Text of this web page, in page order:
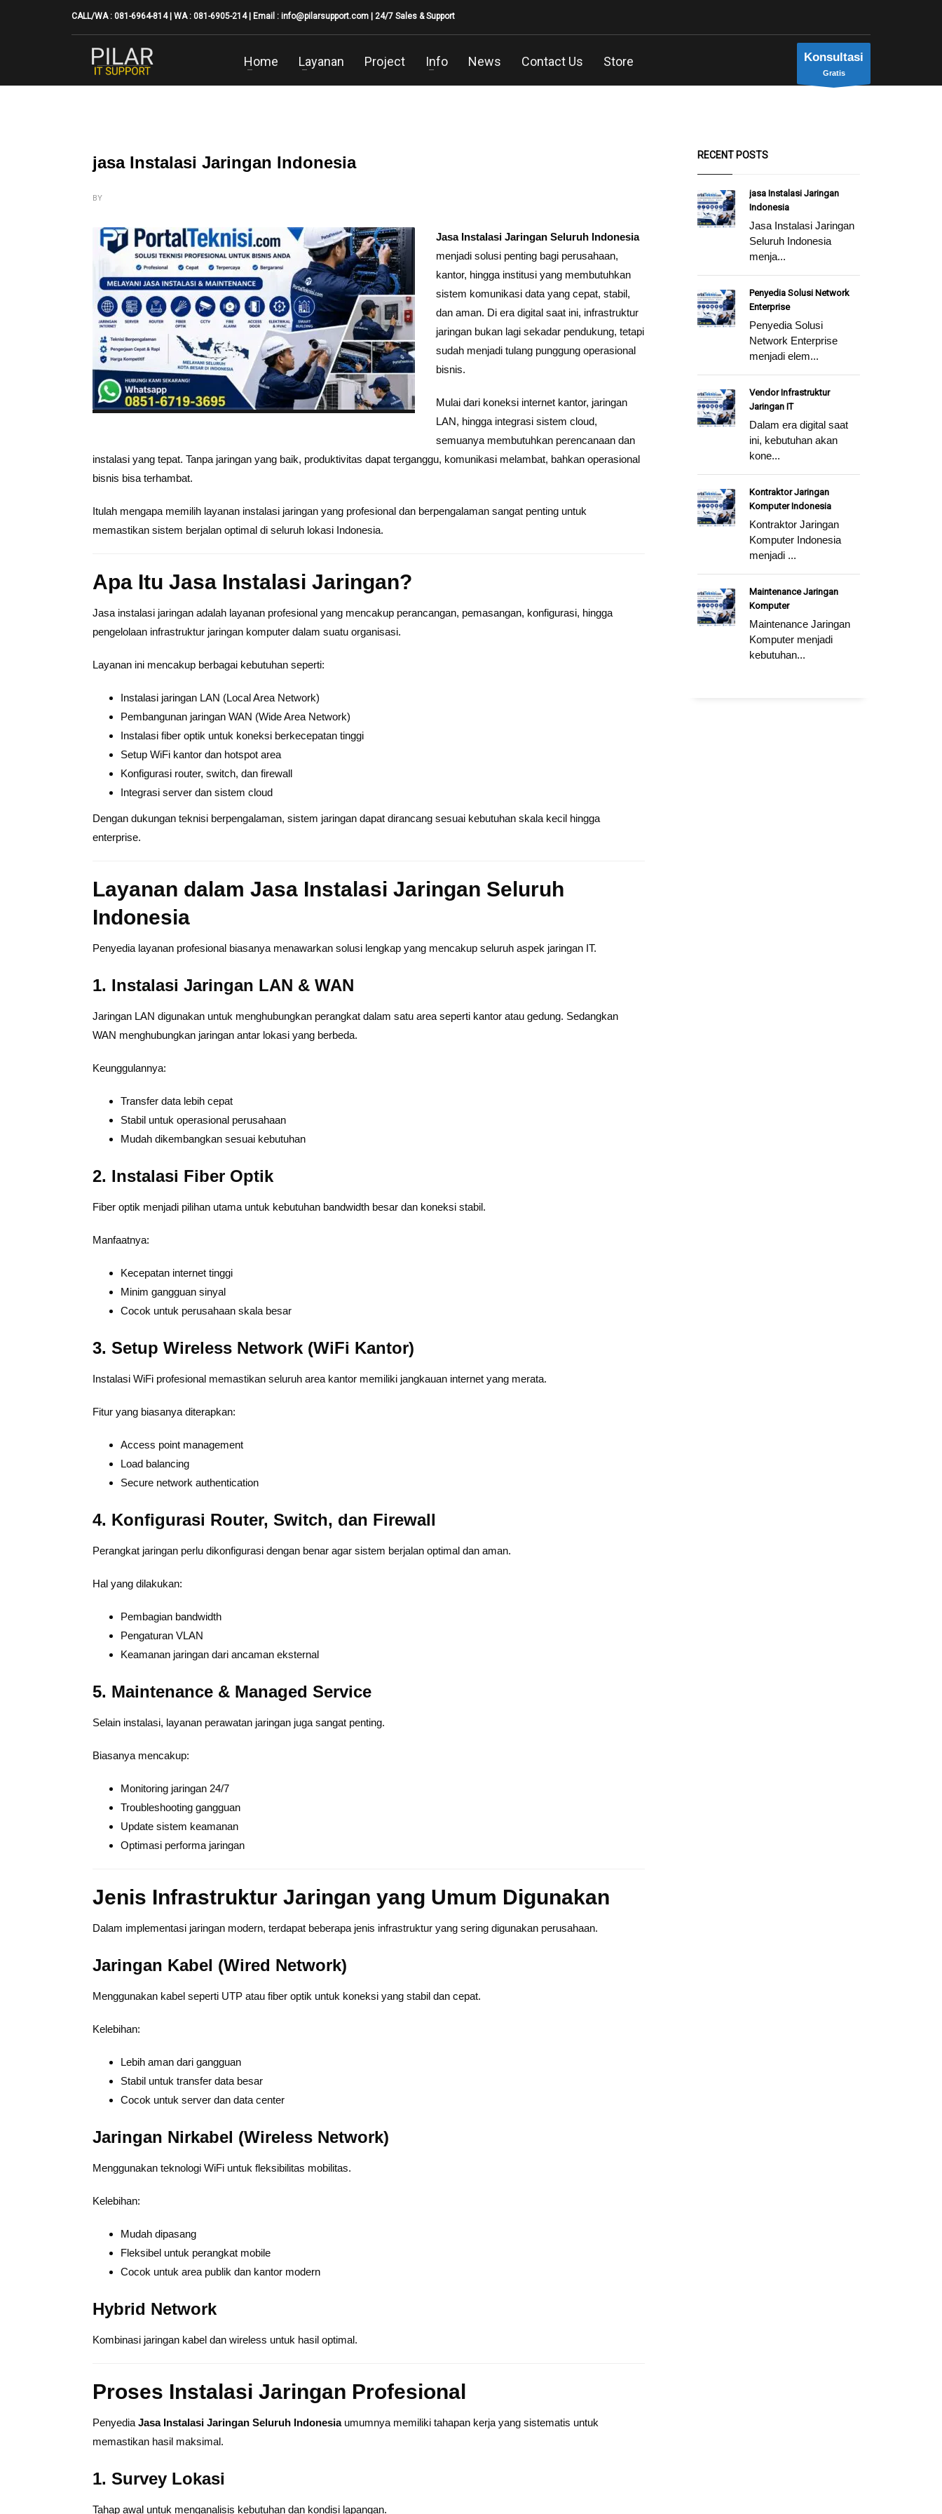
CALL/WA : 081-6964-814 | WA : 081-6905-214 | Email : info@pilarsupport.com | 24/7 Sales & Support
Home Layanan Project Info News Contact Us Store Konsultasi
Gratis
jasa Instalasi Jaringan Indonesia
BY
Jasa Instalasi Jaringan Seluruh Indonesia
menjadi solusi penting bagi perusahaan,
kantor, hingga institusi yang membutuhkan
sistem komunikasi data yang cepat, stabil,
dan aman. Di era digital saat ini, infrastruktur
jaringan bukan lagi sekadar pendukung, tetapi
sudah menjadi tulang punggung operasional
bisnis.
Mulai dari koneksi internet kantor, jaringan
LAN, hingga integrasi sistem cloud,
semuanya membutuhkan perencanaan dan
instalasi yang tepat. Tanpa jaringan yang baik, produktivitas dapat terganggu, komunikasi melambat, bahkan operasional
bisnis bisa terhambat.
Itulah mengapa memilih layanan instalasi jaringan yang profesional dan berpengalaman sangat penting untuk
memastikan sistem berjalan optimal di seluruh lokasi Indonesia.
Apa Itu Jasa Instalasi Jaringan?
Jasa instalasi jaringan adalah layanan profesional yang mencakup perancangan, pemasangan, konfigurasi, hingga
pengelolaan infrastruktur jaringan komputer dalam suatu organisasi.
Layanan ini mencakup berbagai kebutuhan seperti:
Instalasi jaringan LAN (Local Area Network)
Pembangunan jaringan WAN (Wide Area Network)
Instalasi fiber optik untuk koneksi berkecepatan tinggi
Setup WiFi kantor dan hotspot area
Konfigurasi router, switch, dan firewall
Integrasi server dan sistem cloud
Dengan dukungan teknisi berpengalaman, sistem jaringan dapat dirancang sesuai kebutuhan skala kecil hingga
enterprise.
Layanan dalam Jasa Instalasi Jaringan Seluruh
Indonesia
Penyedia layanan profesional biasanya menawarkan solusi lengkap yang mencakup seluruh aspek jaringan IT.
1. Instalasi Jaringan LAN & WAN
Jaringan LAN digunakan untuk menghubungkan perangkat dalam satu area seperti kantor atau gedung. Sedangkan
WAN menghubungkan jaringan antar lokasi yang berbeda.
Keunggulannya:
Transfer data lebih cepat
Stabil untuk operasional perusahaan
Mudah dikembangkan sesuai kebutuhan
2. Instalasi Fiber Optik
Fiber optik menjadi pilihan utama untuk kebutuhan bandwidth besar dan koneksi stabil.
Manfaatnya:
Kecepatan internet tinggi
Minim gangguan sinyal
Cocok untuk perusahaan skala besar
3. Setup Wireless Network (WiFi Kantor)
Instalasi WiFi profesional memastikan seluruh area kantor memiliki jangkauan internet yang merata.
Fitur yang biasanya diterapkan:
Access point management
Load balancing
Secure network authentication
4. Konfigurasi Router, Switch, dan Firewall
Perangkat jaringan perlu dikonfigurasi dengan benar agar sistem berjalan optimal dan aman.
Hal yang dilakukan:
Pembagian bandwidth
Pengaturan VLAN
Keamanan jaringan dari ancaman eksternal
5. Maintenance & Managed Service
Selain instalasi, layanan perawatan jaringan juga sangat penting.
Biasanya mencakup:
Monitoring jaringan 24/7
Troubleshooting gangguan
Update sistem keamanan
Optimasi performa jaringan
Jenis Infrastruktur Jaringan yang Umum Digunakan
Dalam implementasi jaringan modern, terdapat beberapa jenis infrastruktur yang sering digunakan perusahaan.
Jaringan Kabel (Wired Network)
Menggunakan kabel seperti UTP atau fiber optik untuk koneksi yang stabil dan cepat.
Kelebihan:
Lebih aman dari gangguan
Stabil untuk transfer data besar
Cocok untuk server dan data center
Jaringan Nirkabel (Wireless Network)
Menggunakan teknologi WiFi untuk fleksibilitas mobilitas.
Kelebihan:
Mudah dipasang
Fleksibel untuk perangkat mobile
Cocok untuk area publik dan kantor modern
Hybrid Network
Kombinasi jaringan kabel dan wireless untuk hasil optimal.
Proses Instalasi Jaringan Profesional
Penyedia Jasa Instalasi Jaringan Seluruh Indonesiaumumnya memiliki tahapan kerja yang sistematis untuk
memastikan hasil maksimal.
1. Survey Lokasi
Tahap awal untuk menganalisis kebutuhan dan kondisi lapangan.
RECENT POSTS
jasa Instalasi Jaringan
Indonesia
Jasa Instalasi Jaringan
Seluruh Indonesia
menja...
Penyedia Solusi Network
Enterprise
Penyedia Solusi
Network Enterprise
menjadi elem...
Vendor Infrastruktur
Jaringan IT
Dalam era digital saat
ini, kebutuhan akan
kone...
Kontraktor Jaringan
Komputer Indonesia
Kontraktor Jaringan
Komputer Indonesia
menjadi ...
Maintenance Jaringan
Komputer
Maintenance Jaringan
Komputer menjadi
kebutuhan...